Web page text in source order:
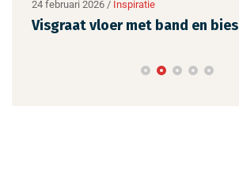
24 februari 2026 / Inspiratie
Visgraat vloer met band en bies